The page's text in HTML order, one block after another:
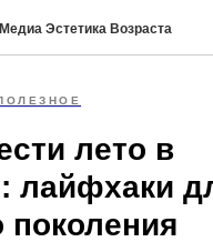
Медиа Эстетика Возраста
лето в
лайфхаки
поколения